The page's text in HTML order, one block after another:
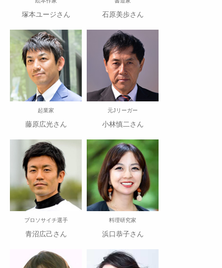
塚本ユージさん 石原美歩さん
起業家
藤原広光さん
元Jリーガー
小林慎二さん
プロソサイチ選手
青沼広己さん
料理研究家
浜口恭子さん